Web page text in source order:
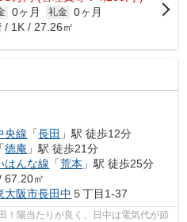
0ヶ月 礼金 0ヶ月
/ 1K / 27.26㎡
央線 「長田 」駅 徒歩12分
「徳庵 」駅 徒歩21分
はんな線 「荒本 」駅 徒歩25分
67.20㎡
大阪市長田中 ５丁目1-37
！陽当たりが良く、日中は電気代が節